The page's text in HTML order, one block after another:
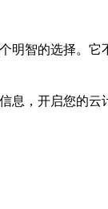
明智的选择。它
息，开启您的云